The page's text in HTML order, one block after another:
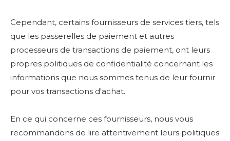
Cependant, certains fournisseurs de services tiers, tels
que les passerelles de paiement et autres
processeurs de transactions de paiement, ont leurs
propres politiques de confidentialité concernant les
informations que nous sommes tenus de leur fournir
pour vos transactions d'achat.
En ce qui concerne ces fournisseurs, nous vous
recommandons de lire attentivement leurs politiques